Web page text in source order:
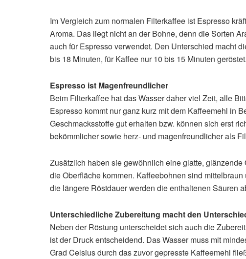
Im Vergleich zum normalen Filterkaffee ist Espresso
Aroma. Das liegt nicht an der Bohne, denn die Sorten
auch für Espresso verwendet. Den Unterschied macht
bis 18 Minuten, für Kaffee nur 10 bis 15 Minuten
Espresso ist Magenfreundlicher
Beim Filterkaffee hat das Wasser daher viel Zeit, alle
Espresso kommt nur ganz kurz mit dem Kaffeemehl in
Geschmacksstoffe gut erhalten bzw. können sich erst
bekömmlicher sowie herz- und magenfreundlicher als
Zusätzlich haben sie gewöhnlich eine glatte,
die Oberfläche kommen. Kaffeebohnen sind
die längere Röstdauer werden die enthaltenen Säuren
Unterschiedliche Zubereitung macht den
Neben der Röstung unterscheidet sich auch die
ist der Druck entscheidend. Das Wasser muss mit
Grad Celsius durch das zuvor gepresste Kaffeemehl